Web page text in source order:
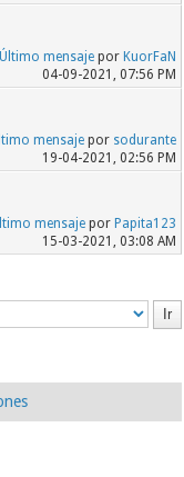
Último mensajepor KuorFaN
04-09-2021, 07:56 PM
mensajepor sodurante
19-04-2021, 02:56 PM
mensajepor Papita123
15-03-2021, 03:08 AM